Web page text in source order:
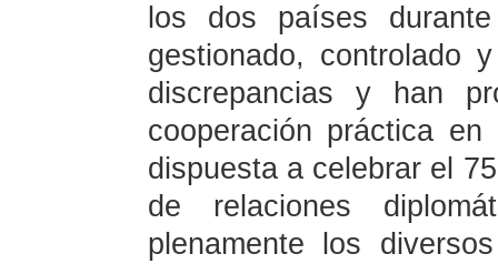
los dos países
gestionado, controlado
discrepancias y han
cooperación práctica
dispuesta a celebrar el
de relaciones
plenamente los